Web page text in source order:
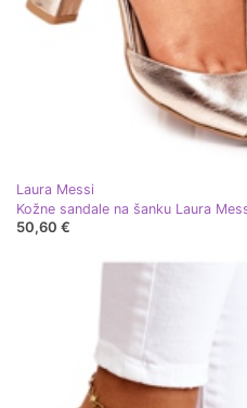
Laura Messi
Kožne sandale na šanku Laura
50,60 €